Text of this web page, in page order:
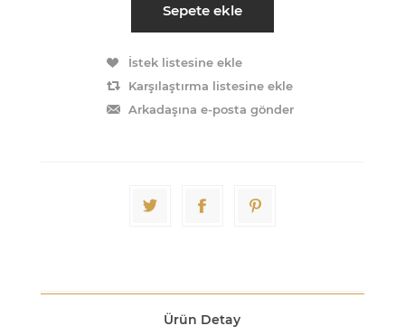
Sepete ekle
İstek listesine ekle
Karşılaştırma listesine ekle
Arkadaşına e-posta gönder
Ürün Detay